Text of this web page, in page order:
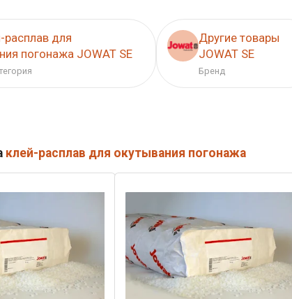
расплав для
погонажа JOWAT SE
Другие товары
JOWAT SE
Бренд
клей-расплав для окутывания погонажа